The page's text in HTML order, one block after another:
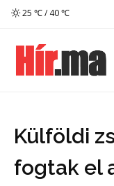
25 ℃ / 40 ℃
Külföldi
fogtak el